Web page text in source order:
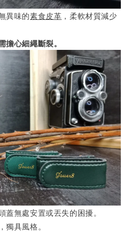
異味的素食皮革 ，柔軟材質減少
心細繩斷裂。
蓋無處安置或丟失的困擾。
獨具風格。